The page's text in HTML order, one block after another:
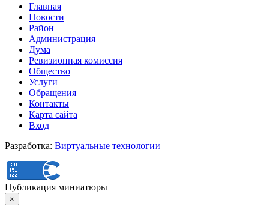
Главная
Новости
Район
Администрация
Дума
Ревизионная комиссия
Общество
Услуги
Обращения
Контакты
Карта сайта
Вход
Разработка: Виртуальные технологии
Публикация миниатюры
×